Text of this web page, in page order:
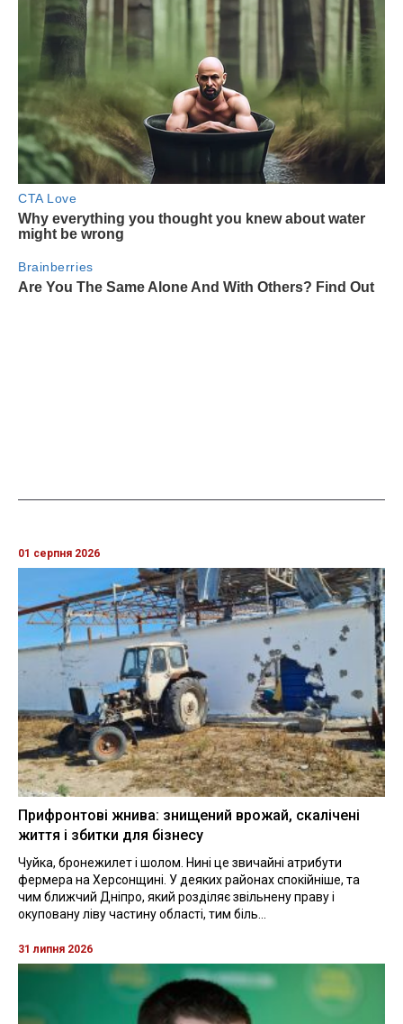
01 серпня 2026
Прифронтові жнива: знищений врожай, скалічені
життя і збитки для бізнесу
Чуйка, бронежилет і шолом. Нині це звичайні атрибути
фермера на Херсонщині. У деяких районах спокійніше, та
чим ближчий Дніпро, який розділяє звільнену праву і
окуповану ліву частину області, тим біль...
31 липня 2026